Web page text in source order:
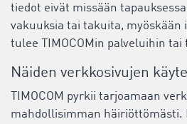
tiedot eivät missään
vakuuksia tai takuita, myöskään
tulee TIMOCOMin palveluihin tai
Näiden verkkosivujen
TIMOCOM pyrkii tarjoamaan
mahdollisimman häiriöttömästi.